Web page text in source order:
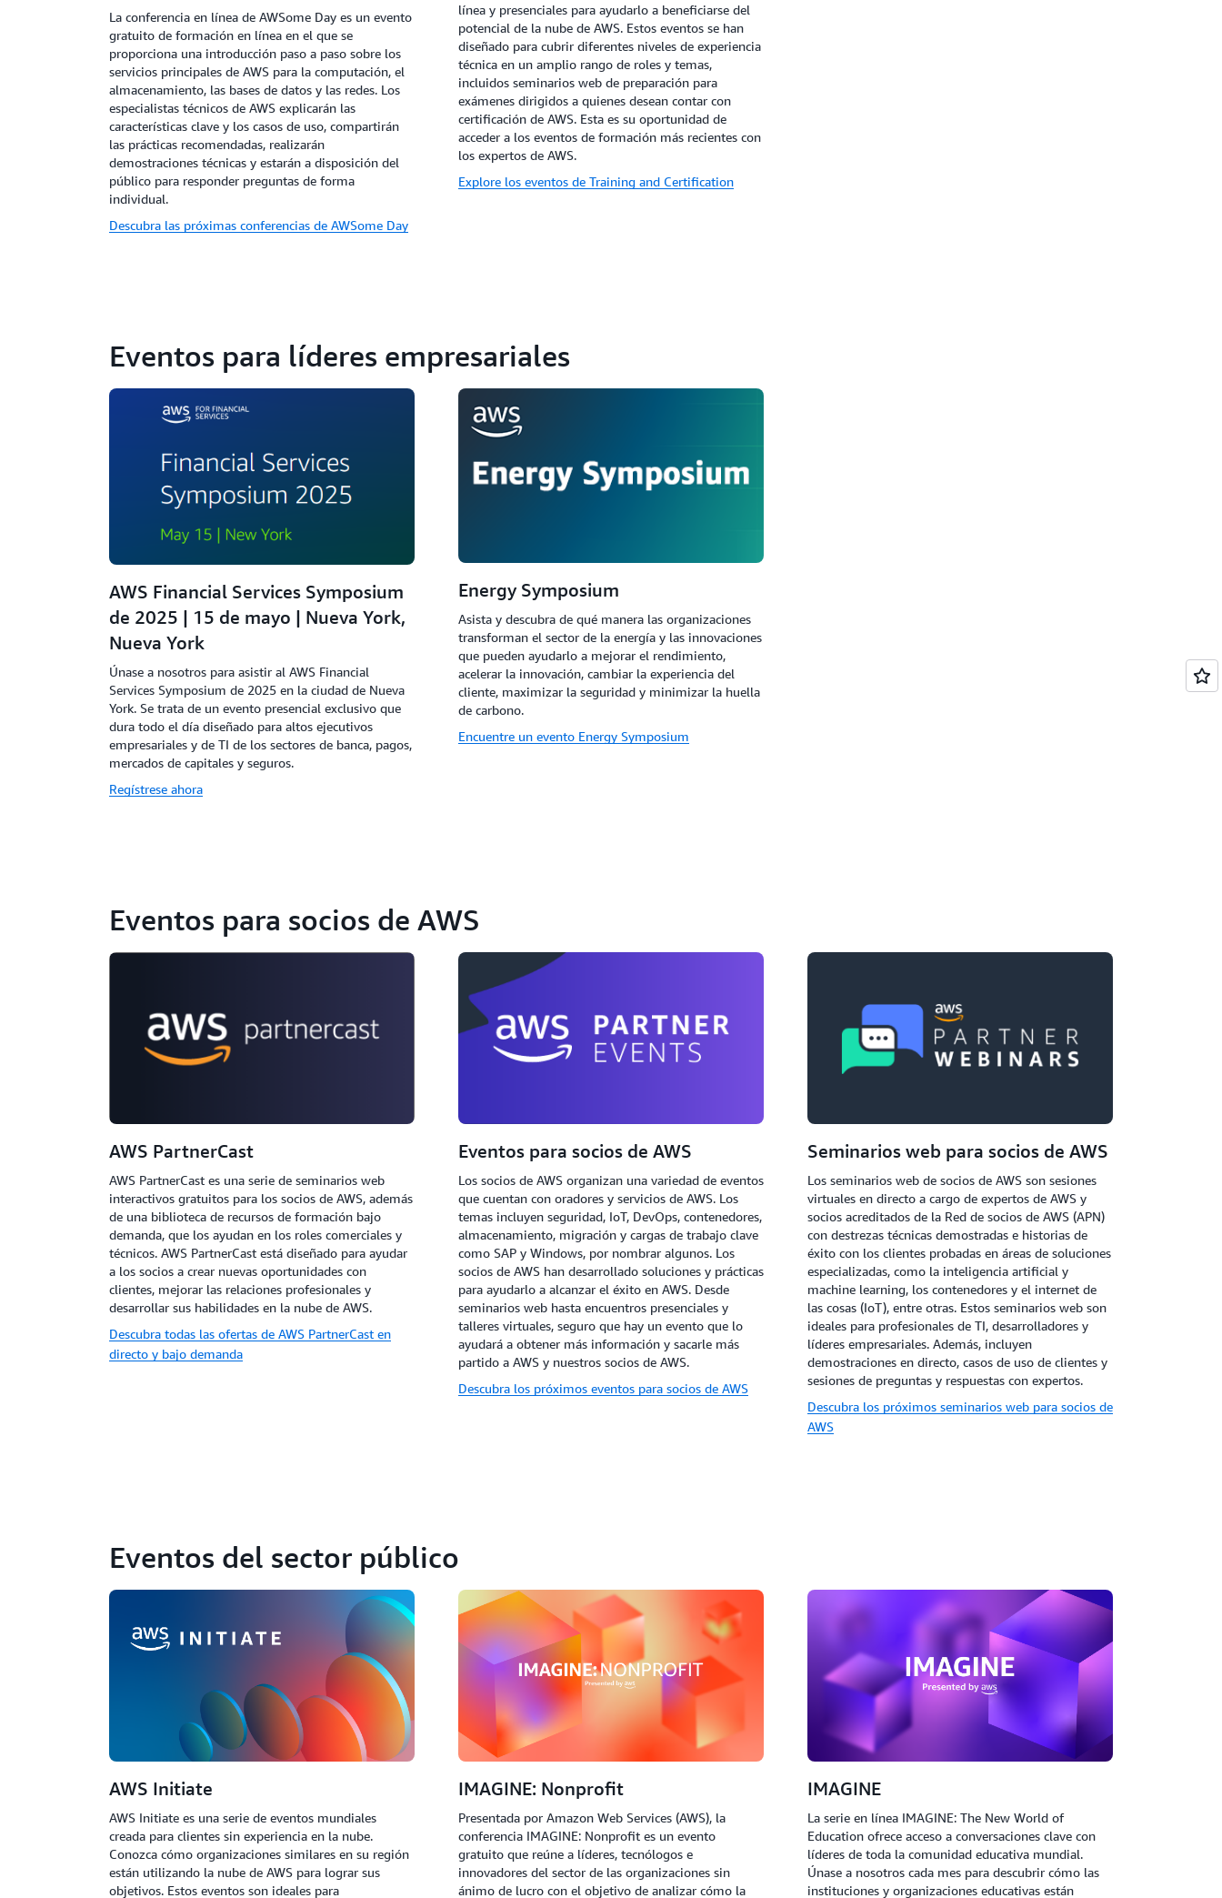
La conferencia en línea de AWSome Day es un evento
gratuito de formación en línea en el que se
proporciona una introducción paso a paso sobre los
servicios principales de AWS para la computación, el
almacenamiento, las bases de datos y las redes. Los
especialistas técnicos de AWS explicarán las
características clave y los casos de uso, compartirán
las prácticas recomendadas, realizarán
demostraciones técnicas y estarán a disposición del
público para responder preguntas de forma
individual.
Descubra las próximas conferencias de AWSome Day
línea y presenciales para ayudarlo a beneficiarse del
potencial de la nube de AWS. Estos eventos se han
diseñado para cubrir diferentes niveles de experiencia
técnica en un amplio rango de roles y temas,
incluidos seminarios web de preparación para
exámenes dirigidos a quienes desean contar con
certificación de AWS. Esta es su oportunidad de
acceder a los eventos de formación más recientes con
los expertos de AWS.
Explore los eventos de Training and Certification
Eventos para líderes empresariales
AWS Financial Services Symposium
de 2025 | 15 de mayo | Nueva York,
Nueva York
Únase a nosotros para asistir al AWS Financial
Services Symposium de 2025 en la ciudad de Nueva
York. Se trata de un evento presencial exclusivo que
dura todo el día diseñado para altos ejecutivos
empresariales y de TI de los sectores de banca, pagos,
mercados de capitales y seguros.
Regístrese ahora
Energy Symposium
Asista y descubra de qué manera las organizaciones
transforman el sector de la energía y las innovaciones
que pueden ayudarlo a mejorar el rendimiento,
acelerar la innovación, cambiar la experiencia del
cliente, maximizar la seguridad y minimizar la huella
de carbono.
Encuentre un evento Energy Symposium
Eventos para socios de AWS
AWS PartnerCast
AWS PartnerCast es una serie de seminarios web
interactivos gratuitos para los socios de AWS, además
de una biblioteca de recursos de formación bajo
demanda, que los ayudan en los roles comerciales y
técnicos. AWS PartnerCast está diseñado para ayudar
a los socios a crear nuevas oportunidades con
clientes, mejorar las relaciones profesionales y
desarrollar sus habilidades en la nube de AWS.
Descubra todas las ofertas de AWS PartnerCast en
directo y bajo demanda
Eventos para socios de AWS
Los socios de AWS organizan una variedad de eventos
que cuentan con oradores y servicios de AWS. Los
temas incluyen seguridad, IoT, DevOps, contenedores,
almacenamiento, migración y cargas de trabajo clave
como SAP y Windows, por nombrar algunos. Los
socios de AWS han desarrollado soluciones y prácticas
para ayudarlo a alcanzar el éxito en AWS. Desde
seminarios web hasta encuentros presenciales y
talleres virtuales, seguro que hay un evento que lo
ayudará a obtener más información y sacarle más
partido a AWS y nuestros socios de AWS.
Descubra los próximos eventos para socios de AWS
Seminarios web para socios de AWS
Los seminarios web de socios de AWS son sesiones
virtuales en directo a cargo de expertos de AWS y
socios acreditados de la Red de socios de AWS (APN)
con destrezas técnicas demostradas e historias de
éxito con los clientes probadas en áreas de soluciones
especializadas, como la inteligencia artificial y
machine learning, los contenedores y el internet de
las cosas (IoT), entre otras. Estos seminarios web son
ideales para profesionales de TI, desarrolladores y
líderes empresariales. Además, incluyen
demostraciones en directo, casos de uso de clientes y
sesiones de preguntas y respuestas con expertos.
Descubra los próximos seminarios web para socios de
AWS
Eventos del sector público
AWS Initiate
AWS Initiate es una serie de eventos mundiales
creada para clientes sin experiencia en la nube.
Conozca cómo organizaciones similares en su región
están utilizando la nube de AWS para lograr sus
objetivos. Estos eventos son ideales para
IMAGINE: Nonprofit
Presentada por Amazon Web Services (AWS), la
conferencia IMAGINE: Nonprofit es un evento
gratuito que reúne a líderes, tecnólogos e
innovadores del sector de las organizaciones sin
ánimo de lucro con el objetivo de analizar cómo la
IMAGINE
La serie en línea IMAGINE: The New World of
Education ofrece acceso a conversaciones clave con
líderes de toda la comunidad educativa mundial.
Únase a nosotros cada mes para descubrir cómo las
instituciones y organizaciones educativas están